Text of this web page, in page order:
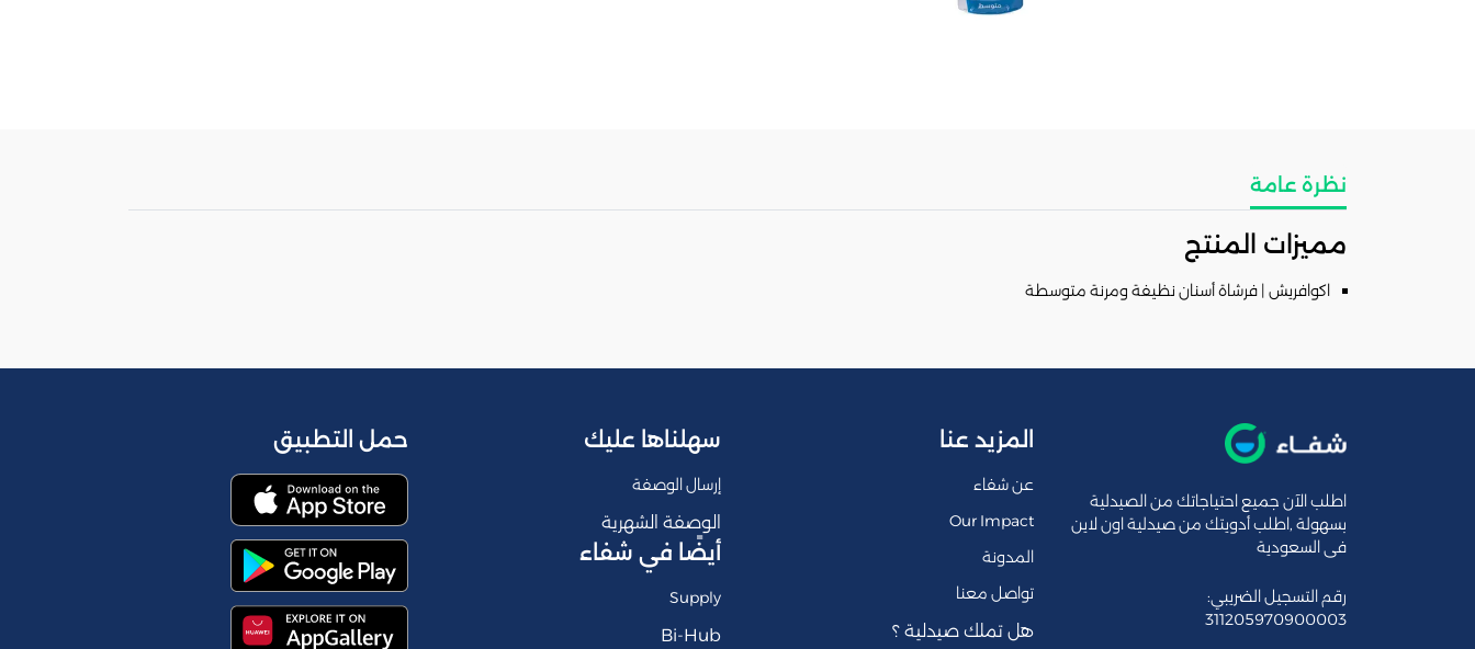
نظرة عامة
مميزات المنتج
اكوافريش | فرشاة أسنان نظيفة ومرنة متوسطة
اطلب الآن جميع احتياجاتك من الصيدلية
بسهولة ,اطلب أدويتك من صيدلية اون لاين
فى السعودية
رقم التسجيل الضريبي:
311205970900003
المزيد عنا
عن شفاء
Our Impact
المدونة
تواصل معنا
هل تملك صيدلية ؟
سهلناها عليك
إرسال الوصفة
الوصفة الشهرية
أيضًا في شفاء
Supply
Bi-Hub
حمل التطبيق